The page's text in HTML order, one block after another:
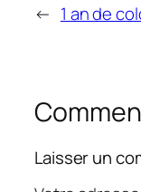
← 1 an de
Laisser un